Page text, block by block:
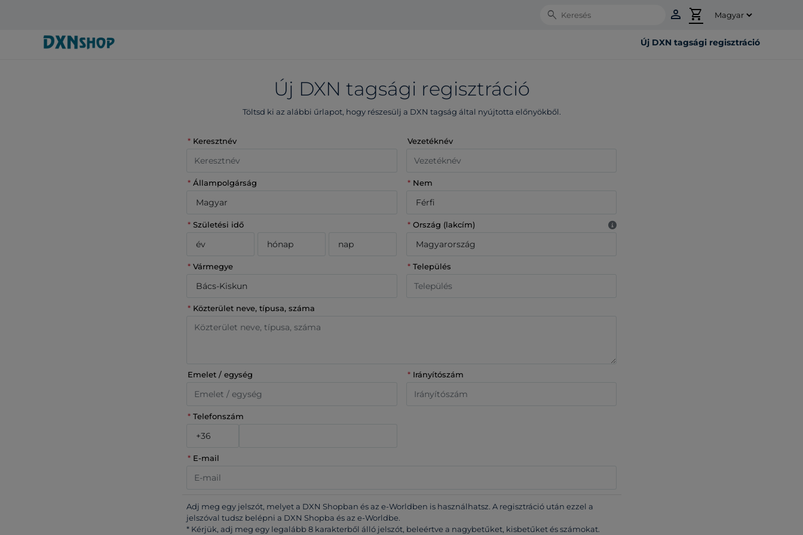
Search person shopping_cart
Új DXN tagsági regisztráció
Új DXN tagsági regisztráció
Töltsd ki az alábbi űrlapot, hogy részesülj a DXN tagság által nyújtotta előnyökből.
* Keresztnév Vezetéknév
* Állampolgárság *Nem
* Születési idő *Ország (lakcím)
* Vármegye *Település
* Közterület neve, típusa, száma
Emelet / egység *Irányítószám
* Telefonszám
* E-mail
Adj meg egy jelszót, melyet a DXN Shopban és az e-Worldben is használhatsz. A regisztráció után ezzel a
jelszóval tudsz belépni a DXN Shopba és az e-Worldbe.
* Kérjük, adj meg egy legalább 8 karakterből álló jelszót, beleértve a nagybetűket, kisbetűket és számokat.